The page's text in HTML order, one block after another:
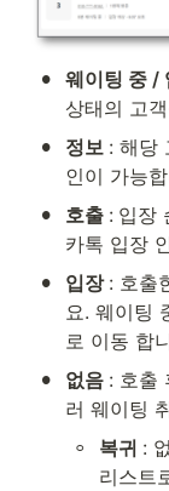
• 웨이팅 중 /
상태의 고
• 정보 : 해당
인이 가능
• 호출 : 입장
카톡 입장
• 입장 : 호출
요. 웨이팅
로 이동 합
• 없음 : 호출
러 웨이팅
◦ 복귀 :
리스트